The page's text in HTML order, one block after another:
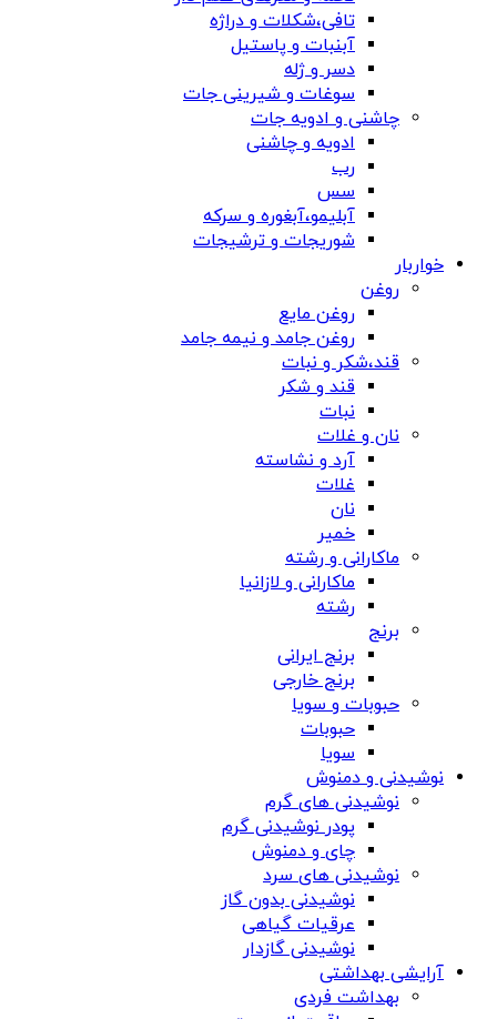
تافی،شکلات و دراژه
آبنبات و پاستیل
دسر و ژله
سوغات و شیرینی جات
چاشنی و ادویه جات
ادویه و چاشنی
رب
سس
آبلیمو،آبغوره و سرکه
شوریجات و ترشیجات
خواربار
روغن
روغن مایع
روغن جامد و نیمه جامد
قند،شکر و نبات
قند و شکر
نبات
نان و غلات
آرد و نشاسته
غلات
نان
خمیر
ماکارانی و رشته
ماکارانی و لازانیا
رشته
برنج
برنج ایرانی
برنج خارجی
حبوبات و سویا
حبوبات
سویا
نوشیدنی و دمنوش
نوشیدنی های گرم
پودر نوشیدنی گرم
چای و دمنوش
نوشیدنی های سرد
نوشیدنی بدون گاز
عرقیات گیاهی
نوشیدنی گازدار
آرایشی بهداشتی
بهداشت فردی